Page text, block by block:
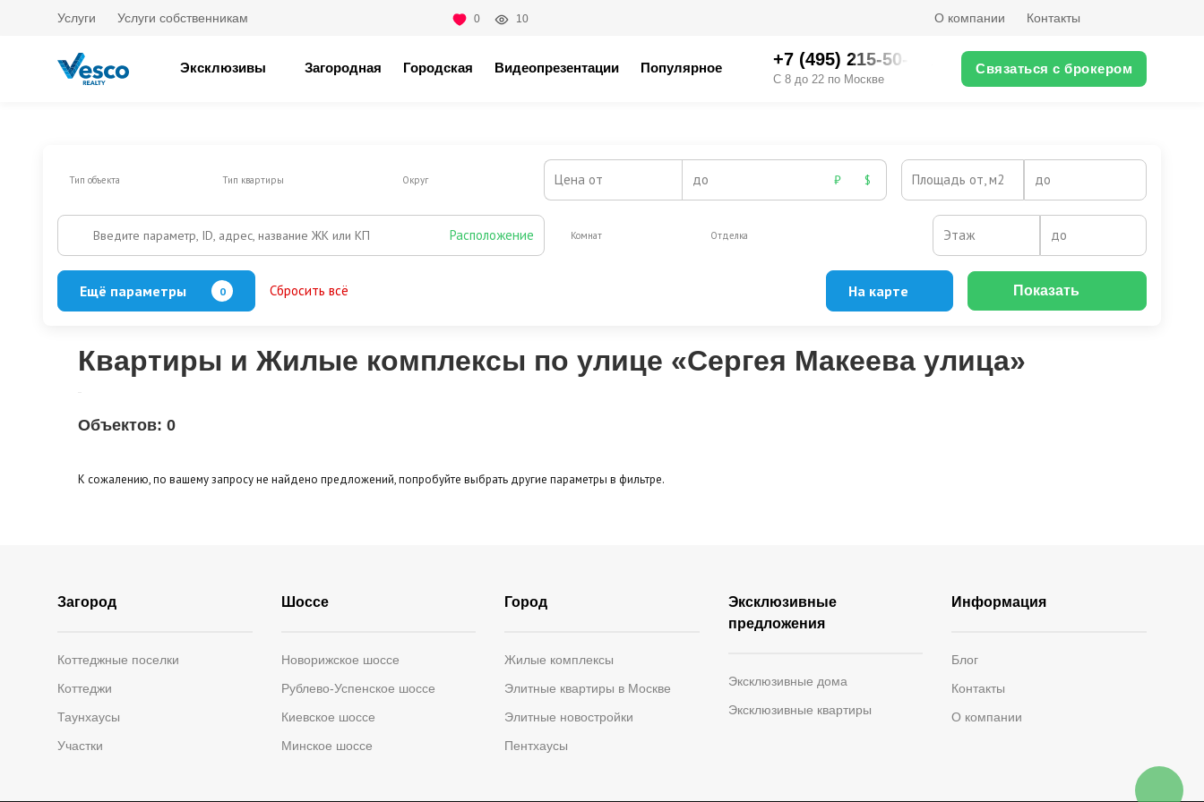
Услуги Услуги собственникам 0 10 О компании Контакты
Эксклюзивы Загородная Городская Видеопрезентации Популярное +7 (495) 215-50-XX
С 8 до 22 по Москве
Связаться с брокером
Тип объекта Тип квартиры Округ Цена от до ₽ $ Площадь от, м2 до
Введите параметр, ID, адрес, название ЖК или КП Расположение Комнат Отделка Этаж до
Ещё параметры 0 Сбросить всё На карте Показать
Квартиры и Жилые комплексы по улице «Сергея Макеева улица»
Объектов: 0
К сожалению, по вашему запросу не найдено предложений, попробуйте выбрать другие параметры в фильтре.
Загород
Коттеджные поселки
Коттеджи
Таунхаусы
Участки
Шоссе
Новорижское шоссе
Рублево-Успенское шоссе
Киевское шоссе
Минское шоссе
Город
Жилые комплексы
Элитные квартиры в Москве
Элитные новостройки
Пентхаусы
Эксклюзивные
предложения
Эксклюзивные дома
Эксклюзивные квартиры
Информация
Блог
Контакты
О компании